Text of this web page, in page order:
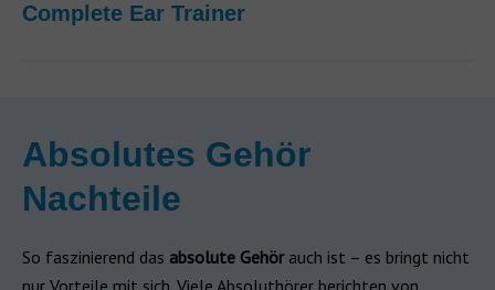
Complete Ear Trainer
Absolutes Gehör
Nachteile
So faszinierend das absolute Gehörauch ist – es bringt nicht
nur Vorteile mit sich. Viele Absoluthörer berichten von